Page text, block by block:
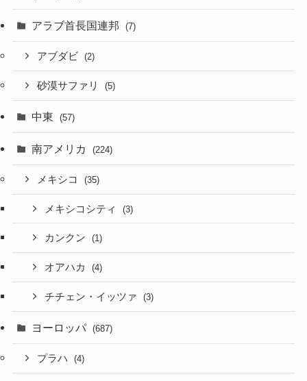
アラブ首長国連邦 (7)
アブダビ (2)
砂漠サファリ (5)
中東 (57)
南アメリカ (224)
メキシコ (35)
メキシコシティ (3)
カンクン (1)
オアハカ (4)
チチェン・イッツァ (3)
ヨーロッパ (687)
プラハ (4)